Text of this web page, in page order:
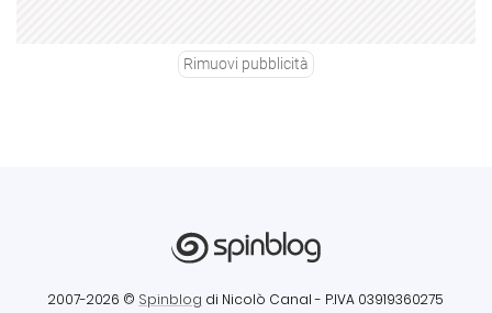
Rimuovi pubblicità
2007-2026 © Spinblog di Nicolò Canal - P.IVA 03919360275